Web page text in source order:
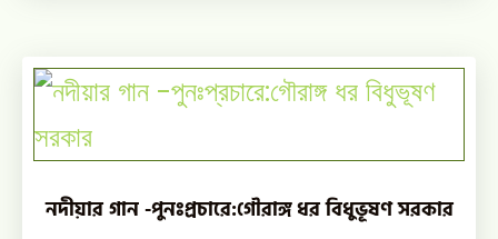
নদীয়ার গান -পুনঃপ্রচারে:গৌরাঙ্গ ধর বিধুভূষণ সরকার